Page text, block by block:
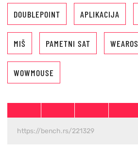
DOUBLEPOINT APLIKACIJA
MIŠ PAMETNI SAT WEAROS
WOWMOUSE